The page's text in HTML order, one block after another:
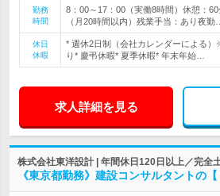
勤務
時間
8：00～17：00（実働8時間）休憩：
（月20時間以内）残業手当：あり夜勤…
休日
休暇
* 週休2日制（会社カレンダーによる
り* 慶弔休暇* 夏季休暇* 年末年始…
求人詳細を見る
株式会社東洋設計 | 年間休日120日以上／完全
《東京都勤務》建設コンサルタントの【